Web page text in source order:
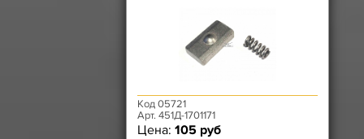
Код 05721
Арт. 451Д-1701171
Цена: 105 руб